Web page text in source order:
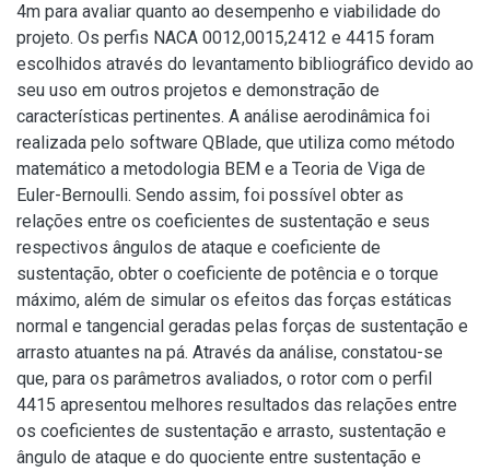
4m para avaliar quanto ao desempenho e viabilidade do
projeto. Os perfis NACA 0012,0015,2412 e 4415 foram
escolhidos através do levantamento bibliográfico devido ao
seu uso em outros projetos e demonstração de
características pertinentes. A análise aerodinâmica foi
realizada pelo software QBlade, que utiliza como método
matemático a metodologia BEM e a Teoria de Viga de
Euler-Bernoulli. Sendo assim, foi possível obter as
relações entre os coeficientes de sustentação e seus
respectivos ângulos de ataque e coeficiente de
sustentação, obter o coeficiente de potência e o torque
máximo, além de simular os efeitos das forças estáticas
normal e tangencial geradas pelas forças de sustentação e
arrasto atuantes na pá. Através da análise, constatou-se
que, para os parâmetros avaliados, o rotor com o perfil
4415 apresentou melhores resultados das relações entre
os coeficientes de sustentação e arrasto, sustentação e
ângulo de ataque e do quociente entre sustentação e